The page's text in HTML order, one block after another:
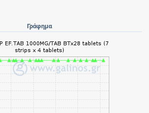
Γράφημα